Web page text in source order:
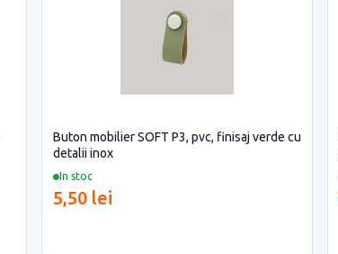
In stoc
Buton mobilier SOFT P3, pvc, finisaj verde cu
detalii inox
5,50 lei